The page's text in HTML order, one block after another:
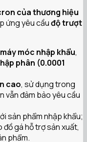
của thương hiệu
ứng yêu cầuđộ trượt
máy móc nhập khẩu,
phân (0.0001
cao, sử dụng trong
vẫn đảm bảo yêu cầu
sản phẩm nhập khẩu;
gá hỗ trợ sản xuất,
phẩm.